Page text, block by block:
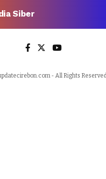
Siber
- All Rights Reserved.